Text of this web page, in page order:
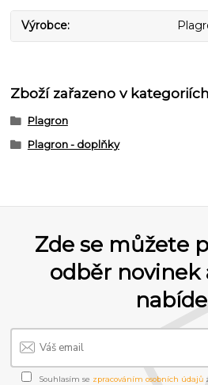
Výrobce
Zboží zařazeno v kategoriích
Plagron
Plagron - doplňky
Zde se můžete
odběr novinek
Souhlasím se zpracováním osobních údajů